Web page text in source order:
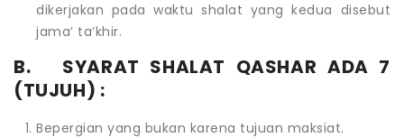
dikerjakan pada waktu shalat yang kedua disebut
jama’ ta’khir.
B. SYARAT SHALAT QASHAR ADA 7
(TUJUH) :
Bepergian yang bukan karena tujuan maksiat.